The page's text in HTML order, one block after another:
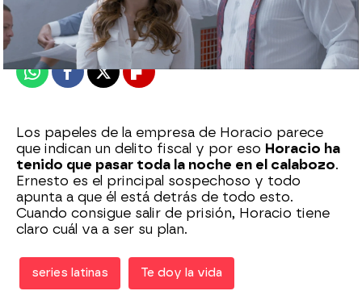
Madrid
Publicado:26 de diciembre de 2020, 18:38
WhatsappFacebook
X Flipboard
Los papeles de la empresa de Horacio parece
que indican un delito fiscal y por eso Horacio ha
tenido que pasar toda la noche en el calabozo.
Ernesto es el principal sospechoso y todo
apunta a que él está detrás de todo esto.
Cuando consigue salir de prisión, Horacio tiene
claro cuál va a ser su plan.
series latinas Te doy la vida